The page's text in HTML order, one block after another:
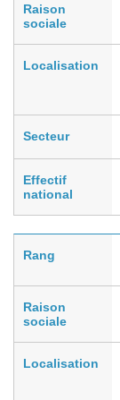
Raison
sociale
Localisation
Secteur
Effectif
national
Rang
Raison
sociale
Localisation